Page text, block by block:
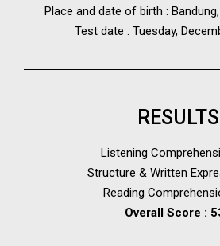
Place and date of birth :
Test date : Tuesday,
RESULTS
Listening
Structure & Written
Reading
Overall Score :